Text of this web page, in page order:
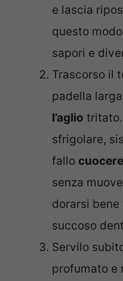
e lascia
questo
sapori e
Trascorso il
padella larga
l’aglio tritato.
sfrigolare,
fallo
senza
dorarsi
succoso
Servilo
profumato e